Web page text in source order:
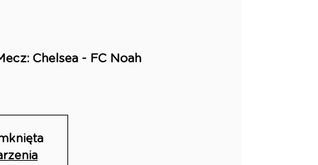
Chelsea - FC Noah